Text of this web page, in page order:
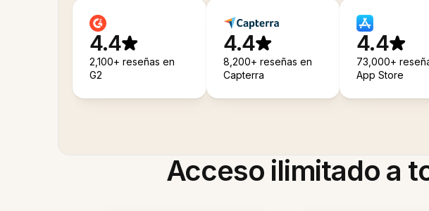
4.4
2,100+ reseñas en
G2
4.4
8,200+ reseñas en
Capterra
4.4
73,000+
App Store
Acceso ilimitado a